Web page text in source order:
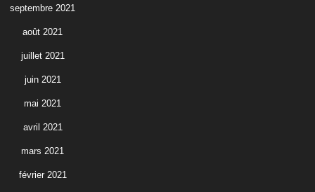
septembre 2021
août 2021
juillet 2021
juin 2021
mai 2021
avril 2021
mars 2021
février 2021